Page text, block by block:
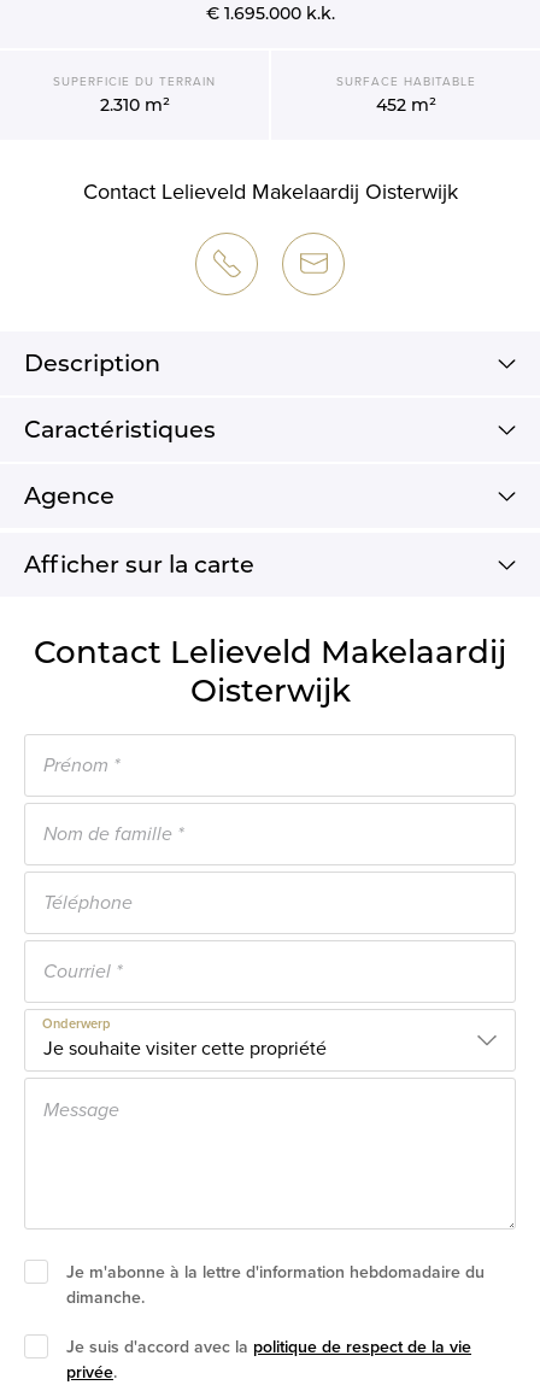
€ 1.695.000k.k.
SUPERFICIE DU TERRAIN
2.310 m²
SURFACE HABITABLE
452 m²
Contact Lelieveld Makelaardij Oisterwijk
Description
Caractéristiques
Agence
Afficher sur la carte
Contact Lelieveld Makelaardij
Oisterwijk
Onderwerp
Je m'abonne à la lettre d'information hebdomadaire du
dimanche.
Je suis d'accord avec la politique de respect de la vie
privée.